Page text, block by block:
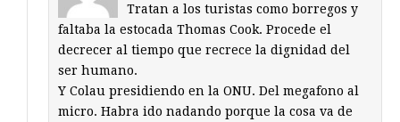
Tratan a los turistas como borregos y
faltaba la estocada Thomas Cook. Procede el
decrecer al tiempo que recrece la dignidad del
ser humano.
Y Colau presidiendo en la ONU. Del megafono al
micro. Habra ido nadando porque la cosa va de